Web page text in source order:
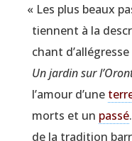
« Les plus beaux
tiennent à la
chant
Un jar­din sur
l’amour d’une
morts et un pas­sé
de la tra­di­tion